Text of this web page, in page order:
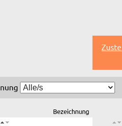
Bezeichnung